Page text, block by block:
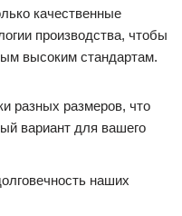
качественные
производства, чтобы
высоким стандартам.
разных размеров, что
вариант для вашего
наших